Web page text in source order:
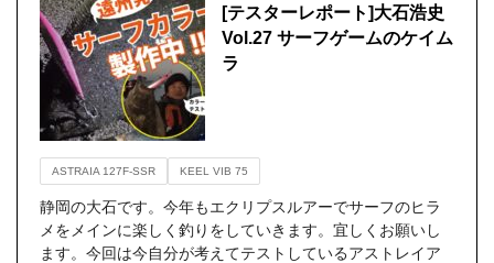
[テスターレポート]大石浩史
Vol.27 サーフゲームのケイム
ラ
ASTRAIA 127F-SSR KEEL VIB 75
静岡の大石です。今年もエクリプスルアーでサーフのヒラ
メをメインに楽しく釣りをしていきます。宜しくお願いし
ます。今回は今自分が考えてテストしているアストレイア